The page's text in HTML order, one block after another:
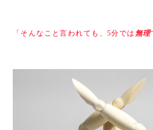
「そんなこと言われても、5分では 無理